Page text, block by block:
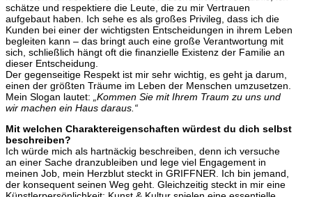
schätze und respektiere die Leute, die zu mir Vertrauen
aufgebaut haben. Ich sehe es als großes Privileg, dass ich die
Kunden bei einer der wichtigsten Entscheidungen in ihrem Leben
begleiten kann – das bringt auch eine große Verantwortung mit
sich, schließlich hängt oft die finanzielle Existenz der Familie an
dieser Entscheidung.
Der gegenseitige Respekt ist mir sehr wichtig, es geht ja darum,
einen der größten Träume im Leben der Menschen umzusetzen.
Mein Slogan lautet:
„Kommen Sie mit Ihrem Traum zu uns und
wir machen ein Haus daraus.“
Mit welchen Charaktereigenschaften würdest du dich selbst
beschreiben?
Ich würde mich als hartnäckig beschreiben, denn ich versuche
an einer Sache dranzubleiben und lege viel Engagement in
meinen Job, mein Herzblut steckt in GRIFFNER. Ich bin jemand,
der konsequent seinen Weg geht. Gleichzeitig steckt in mir eine